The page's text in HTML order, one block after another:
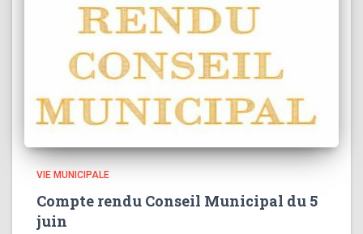
VIE MUNICIPALE
Compte rendu Conseil Municipal du 5
juin